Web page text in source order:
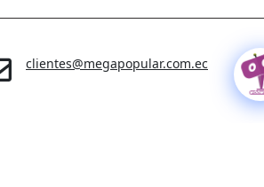
clientes@megapopular.com.ec